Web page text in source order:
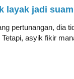
layak jadi
pertunangan, dia
asyik fikir